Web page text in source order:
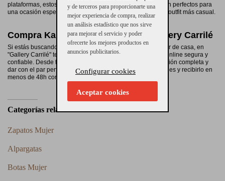
plataformas, estos zapatos están hechos para destacar. Son perfectos para
una ocasión especial, o para darle un giro sofisticado a un outfit más casual.
Compra Karl Lagerfeld Online en Gallery Carrilé
Si estás buscando comprar zapatos Karl Lagerfeld
sin salir de casa, en
"Gallery Carrilé" te ofrecemos una experiencia de compra online segura y
confiable. Desde tu casa, puedes encontrar nuestra colección completa y
dar con el par perfecto que se ajuste a tu estilo y necesidades y recibirlo en
menos de 48h con envió gratis.
Categorías relacionadas
Zapatos Mujer
Alpargatas
Botas Mujer
y de terceros para proporcionarte una
mejor experiencia de compra, realizar
un análisis estadístico que nos sirve
para mejorar el servicio y poder
ofrecerte los mejores productos en
anuncios publicitarios.
Configurar cookies
Aceptar cookies